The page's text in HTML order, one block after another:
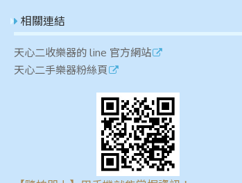
相關連結
天心二收樂器的 line 官方網站
天心二手樂器粉絲頁